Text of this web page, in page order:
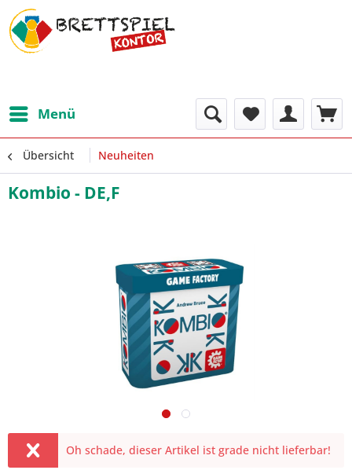
Menü
Übersicht Neuheiten
Kombio - DE,F
Oh schade, dieser Artikel ist grade nicht lieferbar!